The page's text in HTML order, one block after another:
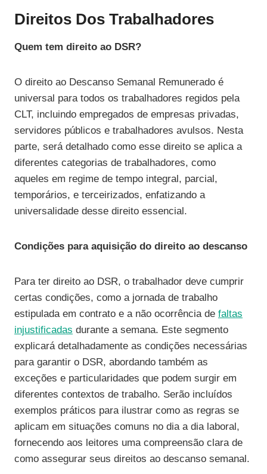
Direitos Dos Trabalhadores
Quem tem direito ao DSR?
O direito ao Descanso Semanal Remunerado é
universal para todos os trabalhadores regidos pela
CLT, incluindo empregados de empresas privadas,
servidores públicos e trabalhadores avulsos. Nesta
parte, será detalhado como esse direito se aplica a
diferentes categorias de trabalhadores, como
aqueles em regime de tempo integral, parcial,
temporários, e terceirizados, enfatizando a
universalidade desse direito essencial.
Condições para aquisição do direito ao descanso
Para ter direito ao DSR, o trabalhador deve cumprir
certas condições, como a jornada de trabalho
estipulada em contrato e a não ocorrência de faltas
injustificadas durante a semana. Este segmento
explicará detalhadamente as condições necessárias
para garantir o DSR, abordando também as
exceções e particularidades que podem surgir em
diferentes contextos de trabalho. Serão incluídos
exemplos práticos para ilustrar como as regras se
aplicam em situações comuns no dia a dia laboral,
fornecendo aos leitores uma compreensão clara de
como assegurar seus direitos ao descanso semanal.